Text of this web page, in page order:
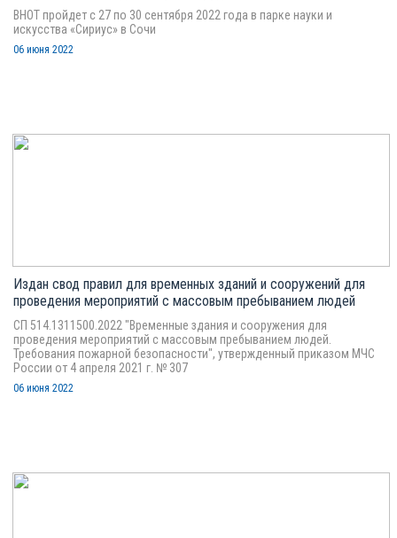
ВНОТ пройдет с 27 по 30 сентября 2022 года в парке науки и
искусства «Сириус» в Сочи
06 июня 2022
Издан свод правил для временных зданий и сооружений для
проведения мероприятий с массовым пребыванием людей
СП 514.1311500.2022 "Временные здания и сооружения для
проведения мероприятий с массовым пребыванием людей.
Требования пожарной безопасности", утвержденный приказом МЧС
России от 4 апреля 2021 г. № 307
06 июня 2022